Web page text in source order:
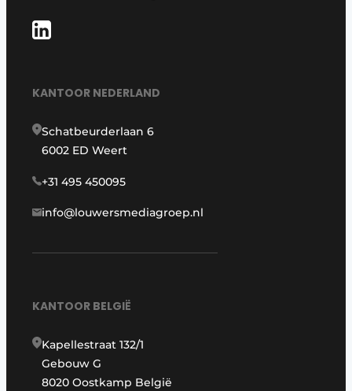
KANTOOR NEDERLAND
Schatbeurderlaan 6
6002 ED Weert
+31 495 450095
info@louwersmediagroep.nl
KANTOOR BELGIË
Kapellestraat 132/1
Gebouw G
8020 Oostkamp België